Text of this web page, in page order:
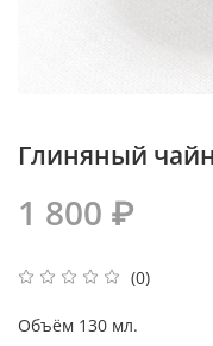
Глиняный
(0)
1 800 ₽
Объём 130 мл.